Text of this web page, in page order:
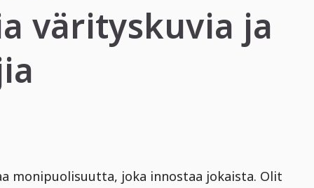
värityskuvia ja
monipuolisuutta, joka innostaa jokaista. Olit